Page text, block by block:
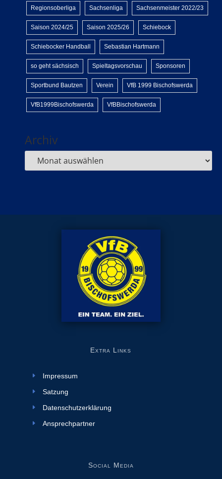
Regionsoberliga Sachsenliga Sachsenmeister 2022/23
Saison 2024/25 Saison 2025/26 Schiebock
Schiebocker Handball Sebastian Hartmann
so geht sächsisch Spieltagsvorschau Sponsoren
Sportbund Bautzen Verein VfB 1999 Bischofswerda
VfB1999Bischofswerda VfBBischofswerda
Archiv
Extra Links
Impressum
Satzung
Datenschutzerklärung
Ansprechpartner
Social Media